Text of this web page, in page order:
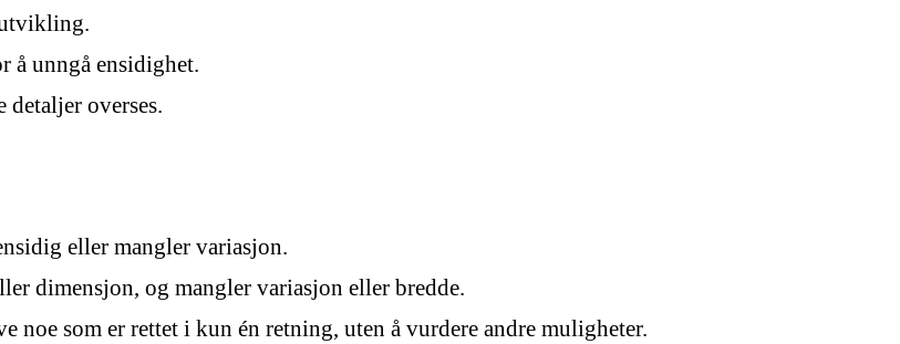
å unngå ensidighet.
overses.
eller mangler variasjon.
dimensjon, og mangler variasjon eller bredde.
noe som er rettet i kun én retning, uten å vurdere andre muligheter.